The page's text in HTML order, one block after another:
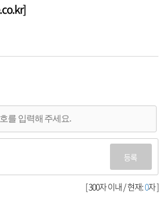
등록
[ 300자 이내 / 현재:0자 ]